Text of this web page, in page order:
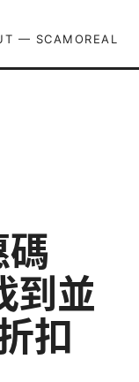
— SCAMOREAL
到並
扣